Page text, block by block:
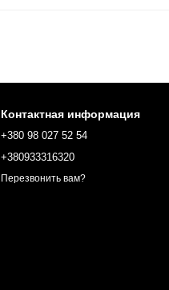
Контактная информация
+380 98 027 52 54
+380933316320
Перезвонить вам?